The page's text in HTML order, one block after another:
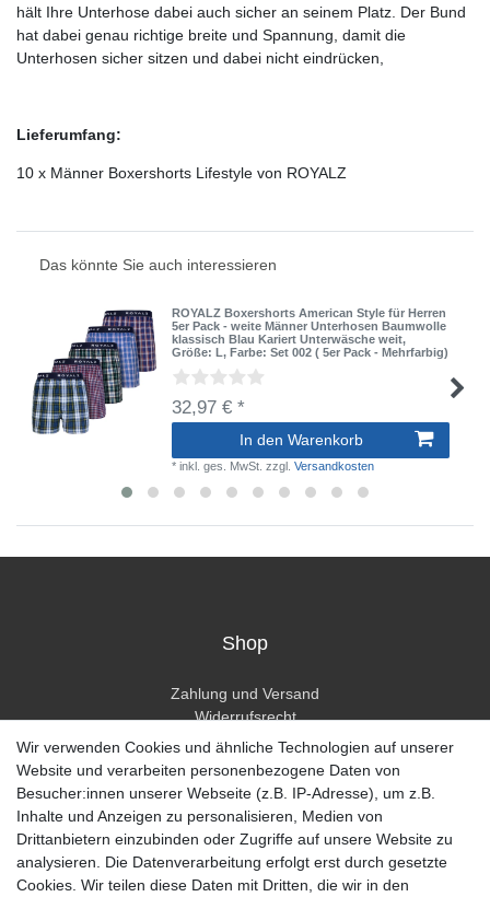
hält Ihre Unterhose dabei auch sicher an seinem Platz. Der Bund
hat dabei genau richtige breite und Spannung, damit die
Unterhosen sicher sitzen und dabei nicht eindrücken,
Lieferumfang:
10 x Männer Boxershorts Lifestyle von ROYALZ
Das könnte Sie auch interessieren
ROYALZ Boxershorts American Style für Herren
5er Pack - weite Männer Unterhosen Baumwolle
klassisch Blau Kariert Unterwäsche weit,
Größe: L, Farbe: Set 002 ( 5er Pack - Mehrfarbig)
32,97 € *
In den Warenkorb
*inkl. ges. MwSt. zzgl.Versandkosten
Shop
Zahlung und Versand
Widerrufsrecht
Widerrufsformular
Hilfe
Mein Konto
Registrieren
Anmelden
Wir verwenden Cookies und ähnliche Technologien auf unserer
Website und verarbeiten personenbezogene Daten von
Besucher:innen unserer Webseite (z.B. IP-Adresse), um z.B.
Inhalte und Anzeigen zu personalisieren, Medien von
Drittanbietern einzubinden oder Zugriffe auf unsere Website zu
analysieren. Die Datenverarbeitung erfolgt erst durch gesetzte
Cookies. Wir teilen diese Daten mit Dritten, die wir in den